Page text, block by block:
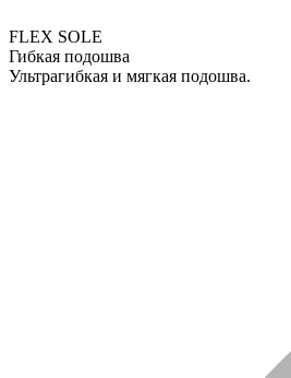
FLEX SOLE
Гибкая подошва
Ультрагибкая и мягкая подошва.